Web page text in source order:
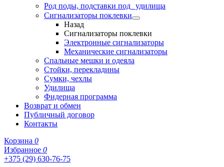
Род поды, подставки под удилища
Сигнализаторы поклевки
Назад
Сигнализаторы поклевки
Электронные сигнализаторы
Механические сигнализаторы
Спальные мешки и одеяла
Стойки, перекладины
Сумки, чехлы
Удилища
Фидерная программа
Возврат и обмен
Публичный договор
Контакты
Корзина 0
Избранное 0
+375 (29) 630-76-75